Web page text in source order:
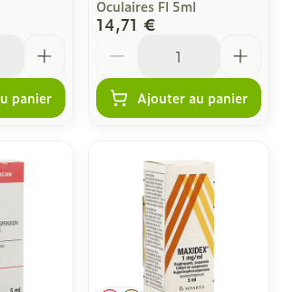
panier
Oculaires Fl 5ml
14,71 €
Ajouter au panier